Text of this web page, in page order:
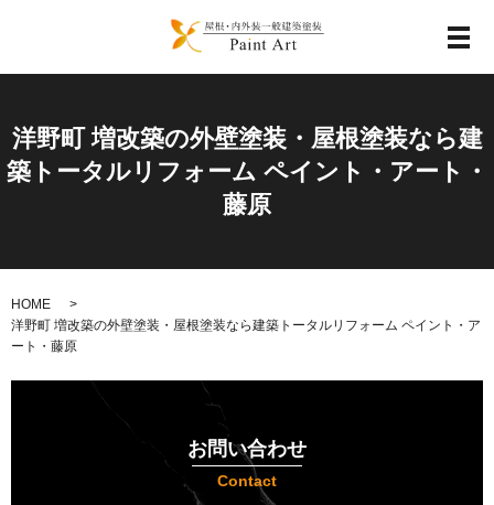
メ
洋野町 増改築の外壁塗装・屋根塗装なら建
築トータルリフォーム ペイント・アート・
藤原
HOME
洋野町 増改築の外壁塗装・屋根塗装なら建築トータルリフォーム ペイント・ア
ート・藤原
お問い合わせ
Contact